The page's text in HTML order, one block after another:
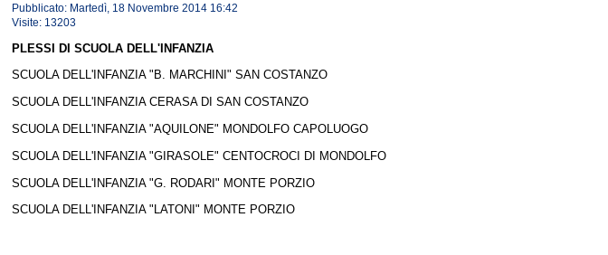
Pubblicato: Martedì, 18 Novembre 2014 16:42
Visite: 13203
PLESSI DI SCUOLA DELL'INFANZIA
SCUOLA DELL'INFANZIA "B. MARCHINI" SAN COSTANZO
SCUOLA DELL'INFANZIA CERASA DI SAN COSTANZO
SCUOLA DELL'INFANZIA "AQUILONE" MONDOLFO CAPOLUOGO
SCUOLA DELL'INFANZIA "GIRASOLE" CENTOCROCI DI MONDOLFO
SCUOLA DELL'INFANZIA "G. RODARI" MONTE PORZIO
SCUOLA DELL'INFANZIA "LATONI" MONTE PORZIO